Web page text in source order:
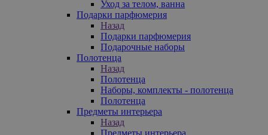
Уход за телом, ванна
Подарки парфюмерия
Назад
Подарки парфюмерия
Подарочные наборы
Полотенца
Назад
Полотенца
Наборы, комплекты - полотенца
Полотенца
Предметы интерьера
Назад
Предметы интерьера